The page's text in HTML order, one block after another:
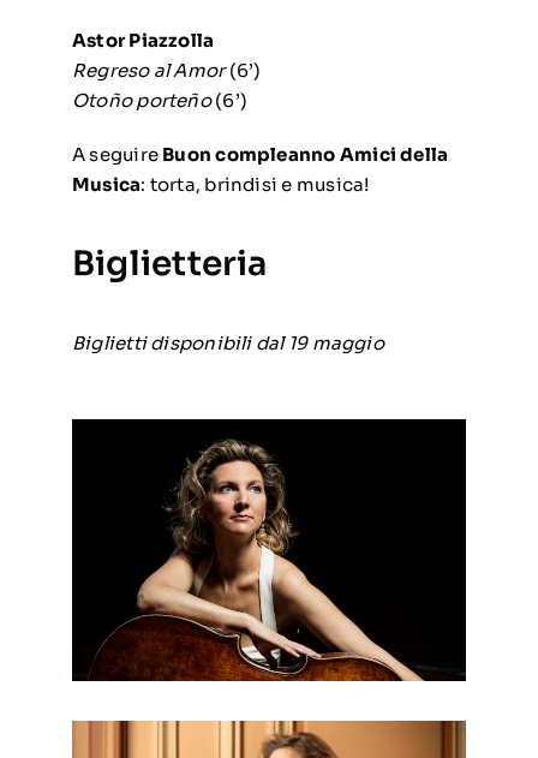
Astor Piazzolla
Regreso al Amor(6’)
Otoño porteño(6’)
A seguire Buon compleanno Amici della
Musica: torta, brindisi e musica!
Biglietteria
Biglietti disponibili dal 19 maggio